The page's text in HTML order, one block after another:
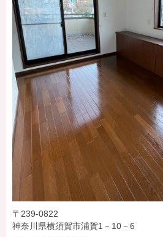
〒239-0822
神奈川県横須賀市浦賀1－10－6